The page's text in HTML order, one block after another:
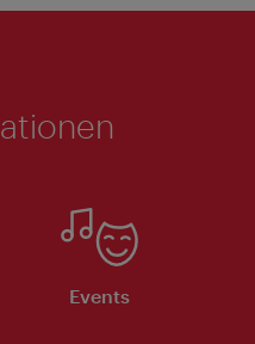
Events